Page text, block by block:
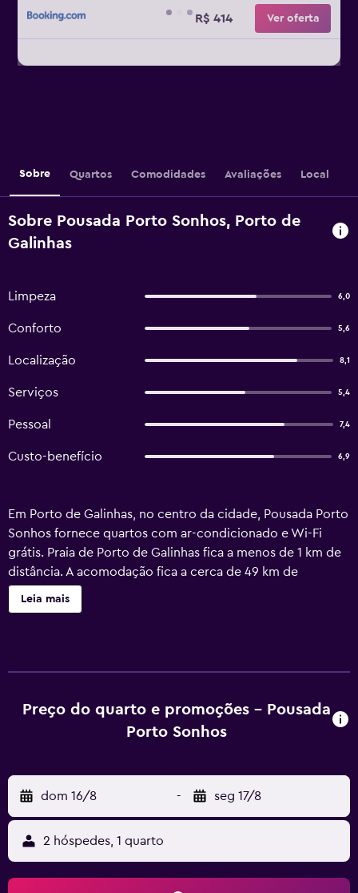
R$ 414 Ver oferta
Sobre Quartos Comodidades Avaliações Local
Sobre Pousada Porto Sonhos, Porto de
Galinhas
Limpeza 6,0
Conforto 5,6
Localização 8,1
Serviços 5,4
Pessoal 7,4
Custo-benefício 6,9
Em Porto de Galinhas, no centro da cidade, Pousada Porto
Sonhos fornece quartos com ar-condicionado e Wi-Fi
grátis. Praia de Porto de Galinhas fica a menos de 1 km de
distância. A acomodação fica a cerca de 49 km de
Shopping Guararapes, 37 km de Ilha de Santo Aleixo e 37
km de Porto de Suape. Reserva Biológica do Saltinho fica
Sonhos, incluindo Lago Natural, Projeto Hippocampus e
Pontal do Maracaípe. O Aeroporto de Aeroporto
Leia mais
Preço do quarto e promoções - Pousada
Porto Sonhos
dom 16/8 - seg 17/8
2 hóspedes, 1 quarto